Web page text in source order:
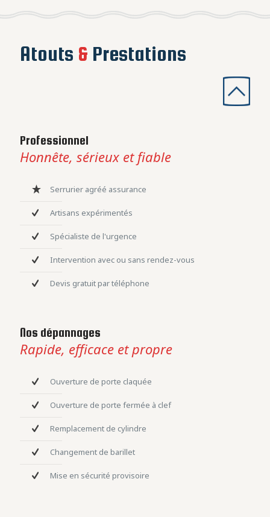
Atouts & Prestations
Professionnel
Honnête, sérieux et fiable
Serrurier agréé assurance
Artisans expérimentés
Spécialiste de l'urgence
Intervention avec ou sans rendez-vous
Devis gratuit par téléphone
Nos dépannages
Rapide, efficace et propre
Ouverture de porte claquée
Ouverture de porte fermée à clef
Remplacement de cylindre
Changement de barillet
Mise en sécurité provisoire